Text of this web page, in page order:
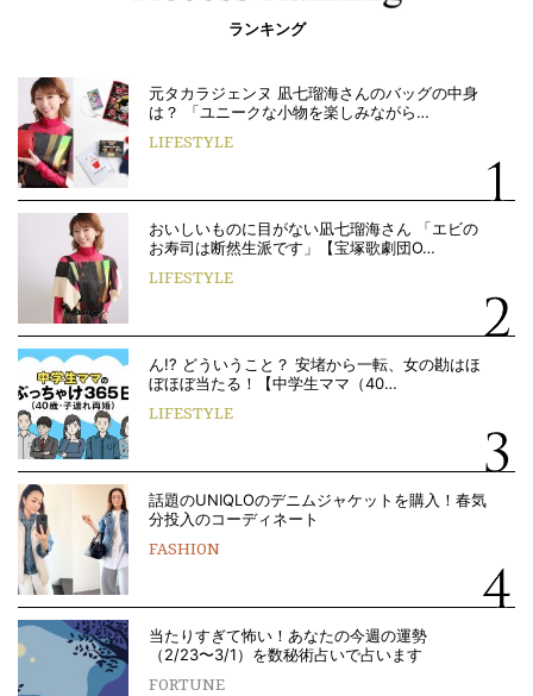
ランキング
元タカラジェンヌ 凪七瑠海さんのバッグの中身
は？ 「ユニークな小物を楽しみながら…
LIFESTYLE
おいしいものに目がない凪七瑠海さん 「エビの
お寿司は断然生派です」【宝塚歌劇団O…
LIFESTYLE
ん!? どういうこと？ 安堵から一転、女の勘はほ
ぼほぼ当たる！【中学生ママ（40…
LIFESTYLE
話題のUNIQLOのデニムジャケットを購入！春気
分投入のコーディネート
FASHION
当たりすぎて怖い！あなたの今週の運勢
（2/23〜3/1）を数秘術占いで占います
FORTUNE